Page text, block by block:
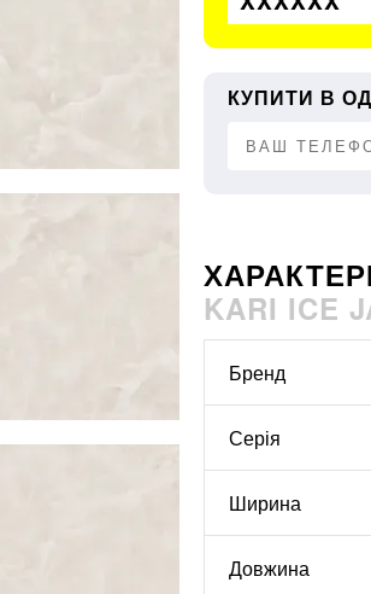
КУПИТИ В
KARI ICE
Бренд
Серія
Ширина
Довжина